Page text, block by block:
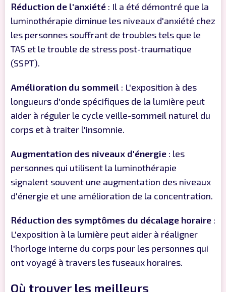
Réduction de l'anxiété : Il a été démontré que la
luminothérapie diminue les niveaux d'anxiété chez
les personnes souffrant de troubles tels que le
TAS et le trouble de stress post-traumatique
(SSPT).
Amélioration du sommeil : L'exposition à des
longueurs d'onde spécifiques de la lumière peut
aider à réguler le cycle veille-sommeil naturel du
corps et à traiter l'insomnie.
Augmentation des niveaux d'énergie : les
personnes qui utilisent la luminothérapie
signalent souvent une augmentation des niveaux
d'énergie et une amélioration de la concentration.
Réduction des symptômes du décalage horaire :
L'exposition à la lumière peut aider à réaligner
l'horloge interne du corps pour les personnes qui
ont voyagé à travers les fuseaux horaires.
Où trouver les meilleurs